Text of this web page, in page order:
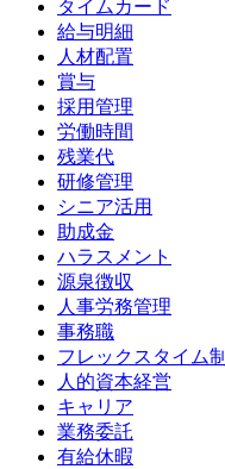
タイムカード
給与明細
人材配置
賞与
採用管理
労働時間
残業代
研修管理
シニア活用
助成金
ハラスメント
源泉徴収
人事労務管理
事務職
フレックスタイム制
人的資本経営
キャリア
業務委託
有給休暇